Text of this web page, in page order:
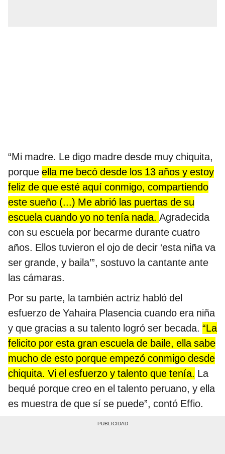
“Mi madre. Le digo madre desde muy chiquita,
porque ella me becó desde los 13 años y estoy
feliz de que esté aquí conmigo, compartiendo
este sueño (...) Me abrió las puertas de su
escuela cuando yo no tenía nada. Agradecida
con su escuela por becarme durante cuatro
años. Ellos tuvieron el ojo de decir ‘esta niña va
ser grande, y baila’”, sostuvo la cantante ante
las cámaras.
Por su parte, la también actriz habló del
esfuerzo de Yahaira Plasencia cuando era niña
y que gracias a su talento logró ser becada. “La
felicito por esta gran escuela de baile, ella sabe
mucho de esto porque empezó conmigo desde
chiquita. Vi el esfuerzo y talento que tenía. La
bequé porque creo en el talento peruano, y ella
es muestra de que sí se puede”, contó Effio.